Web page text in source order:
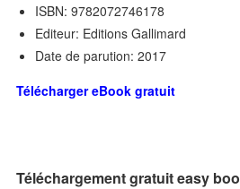
ISBN: 9782072746178
Editeur: Editions Gallimard
Date de parution: 2017
Télécharger eBook gratuit
Téléchargement gratuit easy